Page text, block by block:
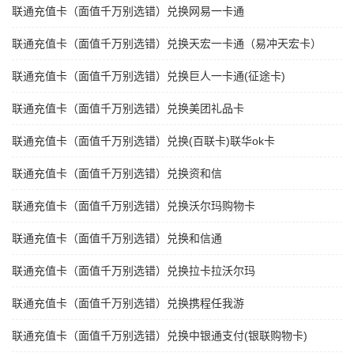
联通充值卡（面值千万别选错）兑换网易一卡通
联通充值卡（面值千万别选错）兑换天宏一卡通（易冲天宏卡）
联通充值卡（面值千万别选错）兑换巨人一卡通(征途卡)
联通充值卡（面值千万别选错）兑换美团礼品卡
联通充值卡（面值千万别选错）兑换(百联卡)联华ok卡
联通充值卡（面值千万别选错）兑换资和信
联通充值卡（面值千万别选错）兑换沃尔玛购物卡
联通充值卡（面值千万别选错）兑换和信通
联通充值卡（面值千万别选错）兑换拉卡拉沃尔玛
联通充值卡（面值千万别选错）兑换携程任我游
联通充值卡（面值千万别选错）兑换中银通支付(银联购物卡)